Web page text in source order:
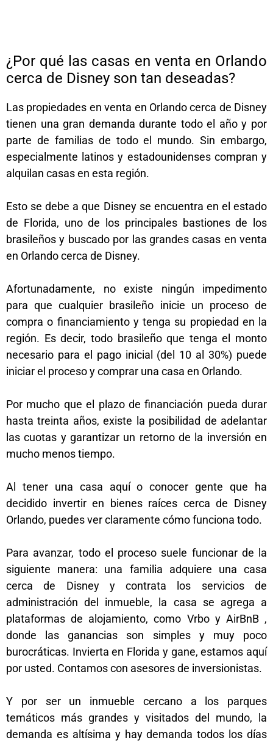
¿Por qué las casas en venta en Orlando
cerca de Disney son tan deseadas?
Las propiedades en venta en Orlando cerca de Disney
tienen una gran demanda durante todo el año y por
parte de familias de todo el mundo. Sin embargo,
especialmente latinos y estadounidenses compran y
alquilan casas en esta región.
Esto se debe a que Disney se encuentra en el estado
de Florida, uno de los principales bastiones de los
brasileños y buscado por las grandes casas en venta
en Orlando cerca de Disney.
Afortunadamente, no existe ningún impedimento
para que cualquier brasileño inicie un proceso de
compra o financiamiento y tenga su propiedad en la
región. Es decir, todo brasileño que tenga el monto
necesario para el pago inicial (del 10 al 30%) puede
iniciar el proceso y comprar una casa en Orlando.
Por mucho que el plazo de financiación pueda durar
hasta treinta años, existe la posibilidad de adelantar
las cuotas y garantizar un retorno de la inversión en
mucho menos tiempo.
Al tener una casa aquí o conocer gente que ha
decidido invertir en bienes raíces cerca de Disney
Orlando, puedes ver claramente cómo funciona todo.
Para avanzar, todo el proceso suele funcionar de la
siguiente manera: una familia adquiere una casa
cerca de Disney y contrata los servicios de
administración del inmueble, la casa se agrega a
plataformas de alojamiento, como Vrbo y AirBnB ,
donde las ganancias son simples y muy poco
burocráticas. Invierta en Florida y gane, estamos aquí
por usted. Contamos con asesores de inversionistas.
Y por ser un inmueble cercano a los parques
temáticos más grandes y visitados del mundo, la
demanda es altísima y hay demanda todos los días